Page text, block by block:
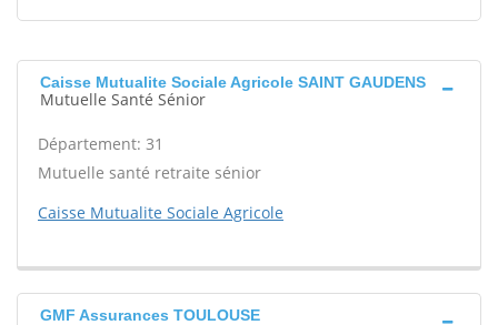
Caisse Mutualite Sociale Agricole SAINT GAUDENS
Mutuelle Santé Sénior
Département: 31
Mutuelle santé retraite sénior
Caisse Mutualite Sociale Agricole
GMF Assurances TOULOUSE